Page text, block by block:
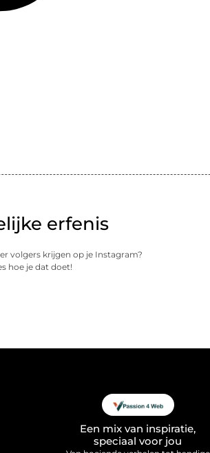
erfenis
volgers krijgen op je Instagram?
hoe je dat doet!
Een mix van inspiratie,
speciaal voor jou